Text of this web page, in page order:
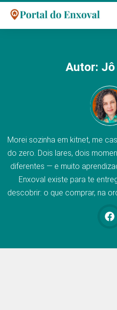
Autor: Jô
Morei sozinha em kitnet, me
do zero. Dois lares, dois
diferentes — e muito
Enxoval existe para te
descobrir: o que comprar, na